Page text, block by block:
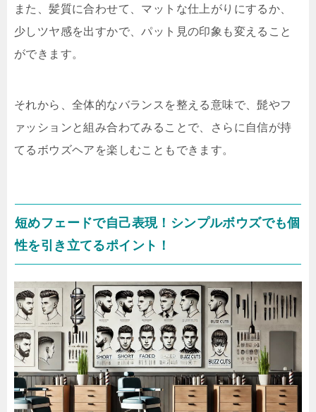
また、髪質に合わせて、マットな仕上がりにするか、
少しツヤ感を出すかで、パット見の印象も変えること
ができます。
それから、全体的なバランスを整える意味で、髭やフ
ァッションと組み合わてみることで、さらに自信が持
てるボウズヘアを楽しむこともできます。
短めフェードで自己表現！シンプルボウズでも個
性を引き立てるポイント！